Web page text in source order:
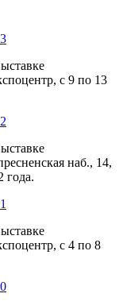
с 9 по 13
наб., 14,
года.
с 4 по 8